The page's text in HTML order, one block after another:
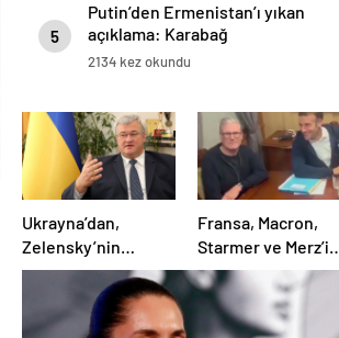
5
Putin’den Ermenistan’ı yıkan
açıklama: Karabağ
Azerbaycan’ın ayrılmaz bir
2134 kez okundu
Ukrayna’dan,
Zelensky’nin
Putin’le şahsen
görüşme talebine
ilişkin açıklama
Fransa, Macron,
Starmer ve Merz’in
kokain kullandığı
iddiasını yalanladı